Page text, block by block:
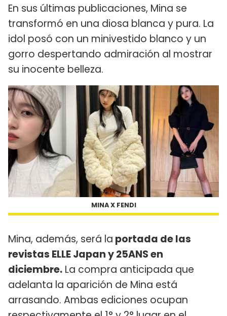
En sus últimas publicaciones, Mina se
transformó en una diosa blanca y pura. La
idol posó con un minivestido blanco y un
gorro despertando admiración al mostrar
su inocente belleza.
MINA X FENDI
Mina, además, será la portada de las
revistas ELLE Japan y 25ANS en
diciembre. La compra anticipada que
adelanta la aparición de Mina está
arrasando. Ambas ediciones ocupan